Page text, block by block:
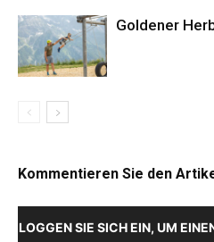
Goldener
Kommentieren Sie den
LOGGEN SIE SICH EIN, UM